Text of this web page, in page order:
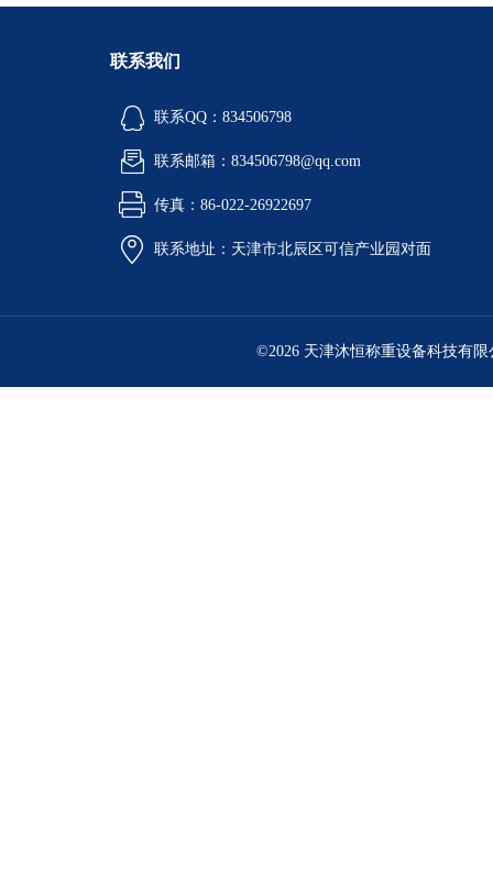
联系我们
联系QQ：834506798
联系邮箱：834506798@qq.com
传真：86-022-26922697
联系地址：天津市北辰区可信产业园对面
©2026 天津沐恒称重设备科技有